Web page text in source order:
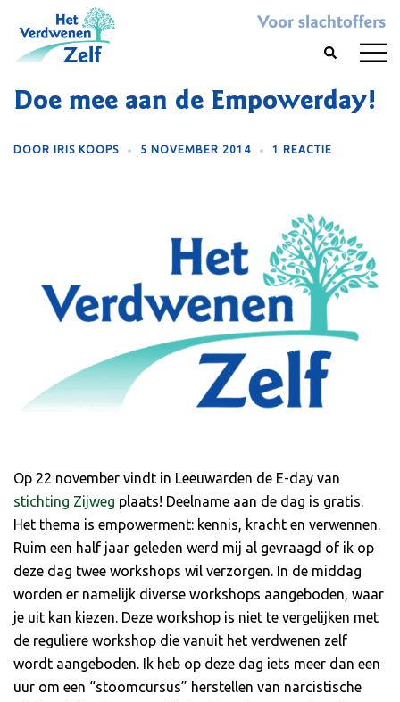
content
Search
menu
Doe mee aan de Empowerday!
DOOR IRIS KOOPS 5 NOVEMBER 2014 1 REACTIE
Op 22 november vindt in Leeuwarden de E-day van
stichting Zijweg plaats! Deelname aan de dag is gratis.
Het thema is empowerment: kennis, kracht en verwennen.
Ruim een half jaar geleden werd mij al gevraagd of ik op
deze dag twee workshops wil verzorgen. In de middag
worden er namelijk diverse workshops aangeboden, waar
je uit kan kiezen. Deze workshop is niet te vergelijken met
de reguliere workshop die vanuit het verdwenen zelf
wordt aangeboden. Ik heb op deze dag iets meer dan een
uur om een “stoomcursus” herstellen van narcistische